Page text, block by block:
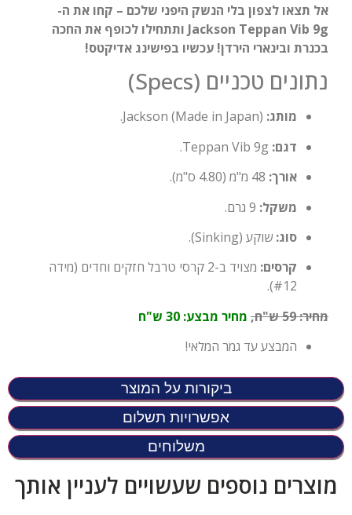
ביקורות על המוצר
אפשרויות תשלום
משלוחים
אל תצאו לצפון בלי הנשק היפני שלכם – קחו את ה-
Jackson Teppan Vib 9g ותתחילו לכופף את החכה
בכנרת ובינארי הירדן! עכשיו בפישינג אדיקטס!
נתונים טכניים (Specs)
מותג:
דגם:
אורך:
משקל:
סוג: שוקע (Sinking).
קרסים:
מצויד ב-2 קרסי טרבל חזקים וחדים (מידה
#12).
מחיר:
59ש"ח, מחיר מבצע: 30 ש"ח
המבצע עד גמר המלאי!
מוצרים נוספים שעשויים לעניין אותך